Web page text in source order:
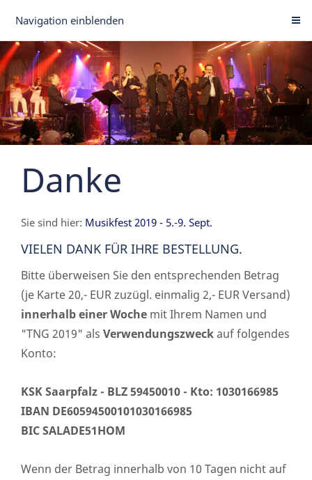
Navigation einblenden
Danke
Sie sind hier: Musikfest 2019 - 5.-9. Sept.
VIELEN DANK FÜR IHRE BESTELLUNG.
Bitte überweisen Sie den entsprechenden Betrag
(je Karte 20,- EUR zuzügl. einmalig 2,- EUR Versand)
innerhalb einer Woche mit Ihrem Namen und
"TNG 2019" als Verwendungszweckauf folgendes
Konto:
KSK Saarpfalz - BLZ 59450010 - Kto: 1030166985
IBAN DE60594500101030166985
BIC SALADE51HOM
Wenn der Betrag innerhalb von 10 Tagen nicht auf